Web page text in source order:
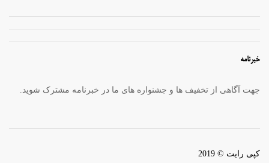
خبرنامه
جهت آگاهی از تخفیف ها و جشنواره های ما در خبرنامه مشترک شوید.
کپی رایت © 2019